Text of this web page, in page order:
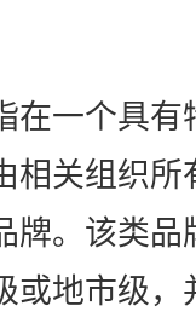
在一个具
相关组织
牌。该类品
或地市级